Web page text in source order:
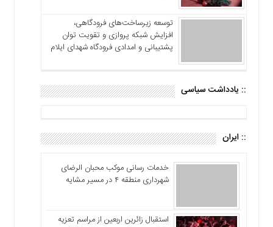
توسعه زیرساخت‌های فرودگاهی،
افزایش شبکه پروازی و تقویت توان
پشتیبانی و امدادی فرودگاه شهدای ایلام
:: یادداشت سیاسی
:: ایران
خدمات رسانی موکب محبان الرضای
شهرداری منطقه ۴ در مسیر مشایه
استقبال زائرین اربعین از مراسم تعزیه